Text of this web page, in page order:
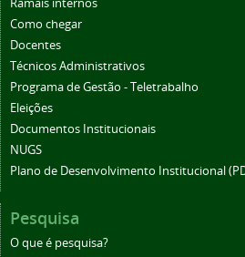
Ramais internos
Como chegar
Docentes
Técnicos Administrativos
Programa de Gestão - Teletrabalho
Eleições
Documentos Institucionais
NUGS
Plano de Desenvolvimento Institucional
Pesquisa
O que é pesquisa?